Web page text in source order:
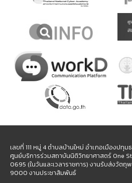
เลขที่ 111 หมู่ 4 ตำบลบ้านใหม่ อำเภอเมืองปทุ
ศูนย์บริการร่วมสถาบันนิติวิทยาศาสตร์ One
0695 (ในวันและเวลาราชการ) งานรับส่งวัต
9000 งานประชาสัมพันธ์